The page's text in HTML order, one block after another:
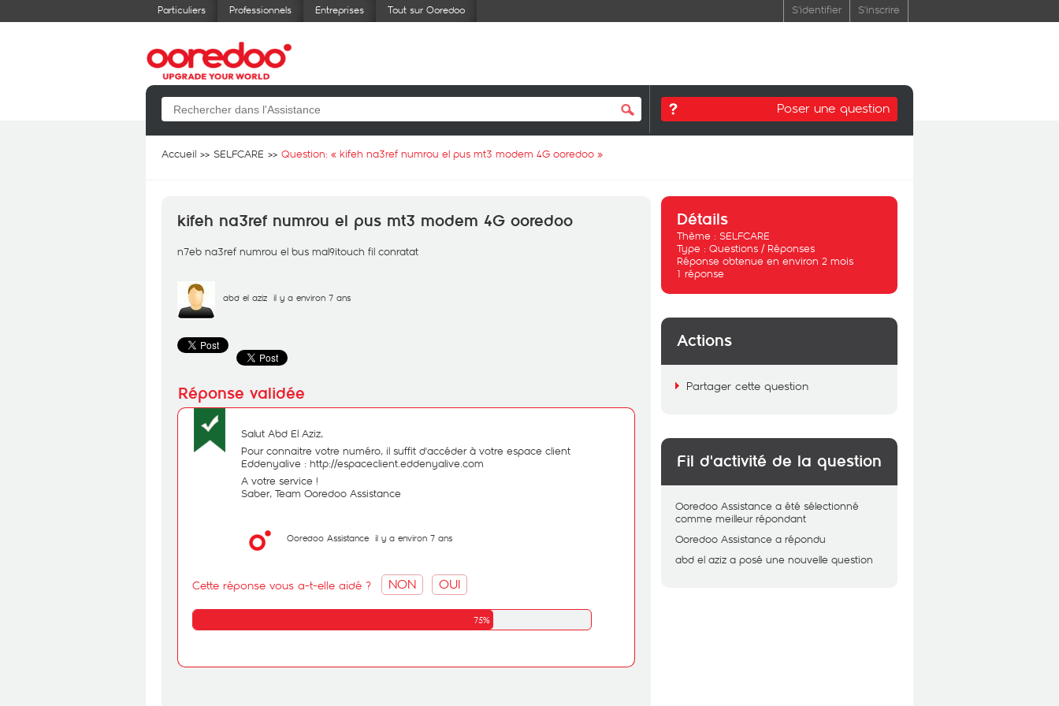
Particuliers Professionnels Entreprises Tout sur Ooredoo S'identifier S'inscrire
Poser une question
Accueil SELFCARE Question: « kifeh na3ref numrou el pus mt3 modem 4G ooredoo »
kifeh na3ref numrou el pus mt3 modem 4G ooredoo
n7eb na3ref numrou el bus mal9itouch fil conratat
abd el aziz il y a environ 7 ans
Salut Abd El Aziz,
Pour connaitre votre numéro, il suffit d'accéder à votre espace client
Eddenyalive : http://espaceclient.eddenyalive.com
A votre service !
Saber, Team Ooredoo Assistance
Ooredoo Assistance il y a environ 7 ans
Cette réponse vous a-t-elle aidé ? NON OUI
75%
Détails
Thème : SELFCARE
Type : Questions / Réponses
Réponse obtenue en environ 2 mois
1 réponse
Actions
Partager cette question
Fil d'activité de la question
Ooredoo Assistance a été sélectionné
comme meilleur répondant
Ooredoo Assistance a répondu
abd el aziz a posé une nouvelle question